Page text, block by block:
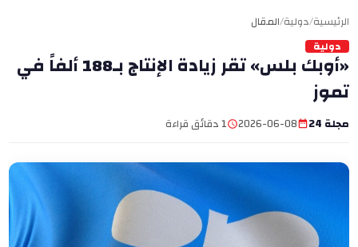
الرئيسية/دولية/المقال
دولية
«أوبك بلس» تقر زيادة الإنتاج بـ188 ألفاً في
تموز
مجلة 24 2026-06-08 1 دقائق قراءة